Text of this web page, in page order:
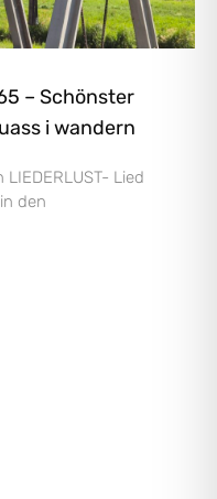
– Schönster
i wandern
Lied
den